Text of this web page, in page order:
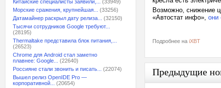
Китайские специалисты заявили,...
(33949)
Морские сражения, крупнейшая...
(33256)
Датамайнер раскрыл дату релиза...
(32150)
Тысячи сотрудников Google требуют...
(28195)
Thermaltake представила блок питания,...
(26523)
Chrome для Android стал заметно
плавнее: Google...
(22640)
Россияне стали звонить и писать...
(22074)
Вышел релиз OpenIDE Pro —
корпоративной...
(20654)
Возможно, снижение
«Автостат инфо», они
Подробнее на iXBT
Предыдущие